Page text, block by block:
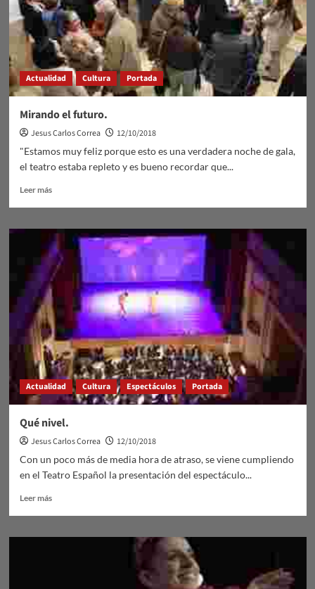
Actualidad Cultura Portada
Mirando el futuro.
Jesus Carlos Correa
12/10/2018
"Estamos muy feliz porque esto es una verdadera noche de gala,
el teatro estaba repleto y es bueno recordar que...
Leer másLeer
Mirando
el
futuro.
Actualidad Cultura Espectáculos Portada
Qué nivel.
Jesus Carlos Correa
12/10/2018
Con un poco más de media hora de atraso, se viene cumpliendo
en el Teatro Español la presentación del espectáculo...
Leer másLeer
Qué